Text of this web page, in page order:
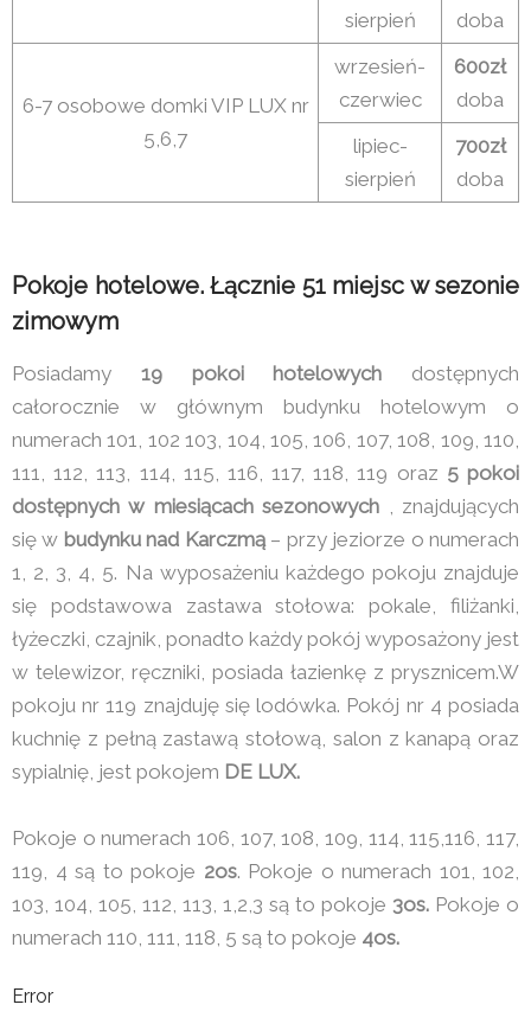
sierpień
doba
6-7 osobowe domki VIP LUX nr
5,6,7
wrzesień-
czerwiec
600zł
doba
lipiec-
sierpień
700zł
doba
Pokoje hotelowe. Łącznie 51 miejsc w sezonie
zimowym
Posiadamy 19 pokoi hotelowych dostępnych
całorocznie w głównym budynku hotelowym o
numerach 101, 102 103, 104, 105, 106, 107, 108, 109, 110,
111, 112, 113, 114, 115, 116, 117, 118, 119 oraz 5 pokoi
dostępnych w miesiącach sezonowych , znajdujących
się w budynku nad Karczmą– przy jeziorze o numerach
1, 2, 3, 4, 5. Na wyposażeniu każdego pokoju znajduje
się podstawowa zastawa stołowa: pokale, filiżanki,
łyżeczki, czajnik, ponadto każdy pokój wyposażony jest
w telewizor, ręczniki, posiada łazienkę z prysznicem.W
pokoju nr 119 znajduję się lodówka. Pokój nr 4 posiada
kuchnię z pełną zastawą stołową, salon z kanapą oraz
sypialnię, jest pokojem DE LUX.
Pokoje o numerach 106, 107, 108, 109, 114, 115,116, 117,
119, 4 są to pokoje 2os. Pokoje o numerach 101, 102,
103, 104, 105, 112, 113, 1,2,3 są to pokoje 3os. Pokoje o
numerach 110, 111, 118, 5 są to pokoje 4os.
Error